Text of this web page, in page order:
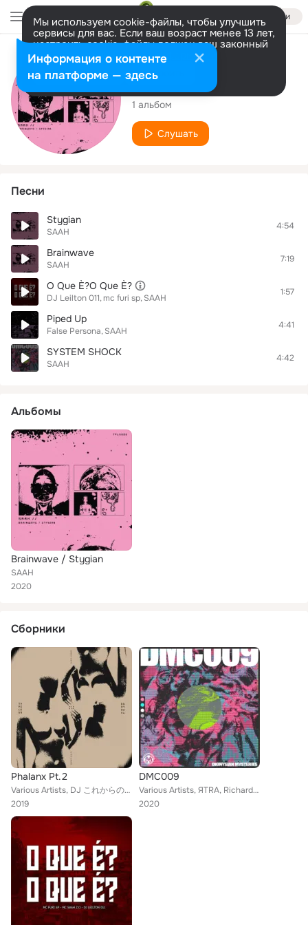
Войти
Мы используем cookie-файлы, чтобы улучшить
сервисы для вас. Если ваш возраст менее 13 лет,
настроить cookie-файлы должен ваш законный
представитель. Больше информации
Разрешить все Настроить
Исполнитель
SAAH
1 альбом
Слушать
Песни
Stygian
SAAH
4:54
Brainwave
SAAH
7:19
O Que È?O Que È?
DJ Leilton 011 mc furi sp SAAH
1:57
Piped Up
False Persona SAAH
4:41
SYSTEM SHOCK
SAAH
4:42
Альбомы
Brainwave / Stygian
SAAH
2020
Сборники
Phalanx Pt.2
Various Artists, DJ これからの緊急災害, Paco Pack, Aloka, StacEmp, SAAH, Varum, Datawave, Paul Blackford
2019
DMC009
Various Artists, ЯTRA, Richard Easel, Neud Photo, Auren, Ludgate Squatter, Ufaze, Raw Takes, Norwell, J Wax, Ottonian, Terrestri...
2020
Информация о контенте
на платформе — здесь